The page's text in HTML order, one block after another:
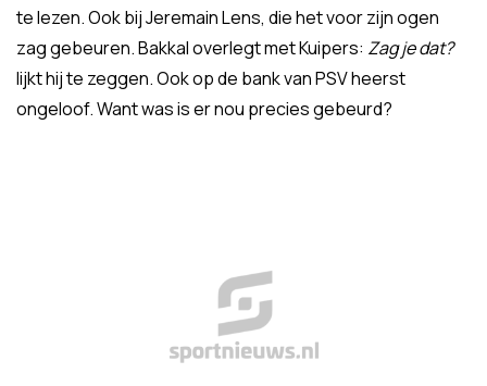
te lezen. Ook bij Jeremain Lens, die het voor zijn ogen
zag gebeuren. Bakkal overlegt met Kuipers: Zag je dat?
lijkt hij te zeggen. Ook op de bank van PSV heerst
ongeloof. Want was is er nou precies gebeurd?